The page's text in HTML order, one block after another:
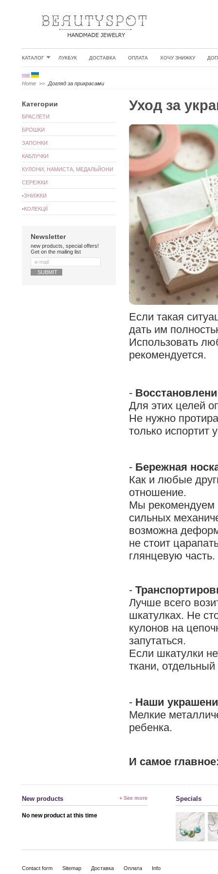
КАТАЛОГ ЛУКБУК ДОСТАВКА ОПЛАТА ХОЧУ ЗНИЖКУ
Home >> Догляд за прикрасами
Уход за
Если такая
дать им
Использовать
рекомендуется.
-
Для этих целей
Не нужно
только испортит
- Бережная
Как и любые
отношение.
Мы рекомендуем
сильных
возможна
не стоит
глянцевую часть.
-
Лучше всего
шкатулках. Не
кулонов на
запутаться.
Если шкатулки
ткани,
- Наши
Мелкие
ребенка.
И самое
Категории
БРАСЛЕТИ
БРОШКИ
ЗАПОНКИ
КАБЛУЧКИ
КУЛОНИ, НАМИСТА, МЕДАЛЬЙОНИ
СЕРЕЖКИ
•ЗНИЖКИ
•КОЛЕКЦІЇ
Newsletter
new products, special offers!
Get on the mailing list
New products + See more
No new product at this time
Specials
Contact form Sitemap Доставка Оплата Info